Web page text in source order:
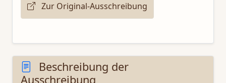
Zur Original-Ausschreibung
Beschreibung der
Ausschreibung